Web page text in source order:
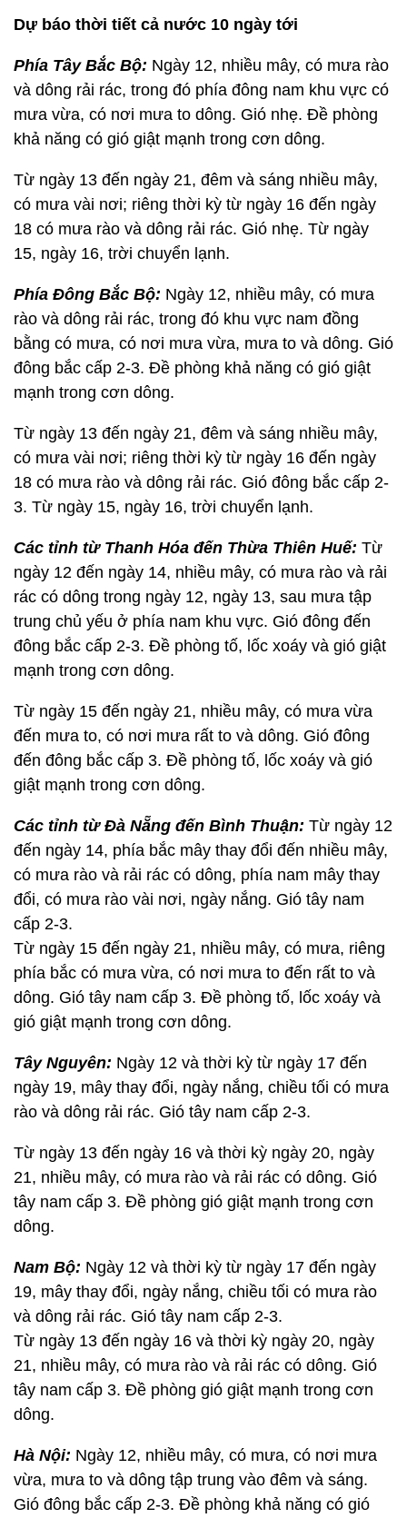
Dự báo thời tiết cả nước 10 ngày tới
Phía Tây Bắc Bộ: Ngày 12, nhiều mây, có mưa rào
và dông rải rác, trong đó phía đông nam khu vực có
mưa vừa, có nơi mưa to dông. Gió nhẹ. Đề phòng
khả năng có gió giật mạnh trong cơn dông.
Từ ngày 13 đến ngày 21, đêm và sáng nhiều mây,
có mưa vài nơi; riêng thời kỳ từ ngày 16 đến ngày
18 có mưa rào và dông rải rác. Gió nhẹ. Từ ngày
15, ngày 16, trời chuyển lạnh.
Phía Đông Bắc Bộ: Ngày 12, nhiều mây, có mưa
rào và dông rải rác, trong đó khu vực nam đồng
bằng có mưa, có nơi mưa vừa, mưa to và dông. Gió
đông bắc cấp 2-3. Đề phòng khả năng có gió giật
mạnh trong cơn dông.
Từ ngày 13 đến ngày 21, đêm và sáng nhiều mây,
có mưa vài nơi; riêng thời kỳ từ ngày 16 đến ngày
18 có mưa rào và dông rải rác. Gió đông bắc cấp 2-
3. Từ ngày 15, ngày 16, trời chuyển lạnh.
Các tỉnh từ Thanh Hóa đến Thừa Thiên Huế: Từ
ngày 12 đến ngày 14, nhiều mây, có mưa rào và rải
rác có dông trong ngày 12, ngày 13, sau mưa tập
trung chủ yếu ở phía nam khu vực. Gió đông đến
đông bắc cấp 2-3. Đề phòng tố, lốc xoáy và gió giật
mạnh trong cơn dông.
Từ ngày 15 đến ngày 21, nhiều mây, có mưa vừa
đến mưa to, có nơi mưa rất to và dông. Gió đông
đến đông bắc cấp 3. Đề phòng tố, lốc xoáy và gió
giật mạnh trong cơn dông.
Các tỉnh từ Đà Nẵng đến Bình Thuận: Từ ngày 12
đến ngày 14, phía bắc mây thay đổi đến nhiều mây,
có mưa rào và rải rác có dông, phía nam mây thay
đổi, có mưa rào vài nơi, ngày nắng. Gió tây nam
cấp 2-3.
Từ ngày 15 đến ngày 21, nhiều mây, có mưa, riêng
phía bắc có mưa vừa, có nơi mưa to đến rất to và
dông. Gió tây nam cấp 3. Đề phòng tố, lốc xoáy và
gió giật mạnh trong cơn dông.
Tây Nguyên: Ngày 12 và thời kỳ từ ngày 17 đến
ngày 19, mây thay đổi, ngày nắng, chiều tối có mưa
rào và dông rải rác. Gió tây nam cấp 2-3.
Từ ngày 13 đến ngày 16 và thời kỳ ngày 20, ngày
21, nhiều mây, có mưa rào và rải rác có dông. Gió
tây nam cấp 3. Đề phòng gió giật mạnh trong cơn
dông.
Nam Bộ: Ngày 12 và thời kỳ từ ngày 17 đến ngày
19, mây thay đổi, ngày nắng, chiều tối có mưa rào
và dông rải rác. Gió tây nam cấp 2-3.
Từ ngày 13 đến ngày 16 và thời kỳ ngày 20, ngày
21, nhiều mây, có mưa rào và rải rác có dông. Gió
tây nam cấp 3. Đề phòng gió giật mạnh trong cơn
dông.
Hà Nội: Ngày 12, nhiều mây, có mưa, có nơi mưa
vừa, mưa to và dông tập trung vào đêm và sáng.
Gió đông bắc cấp 2-3. Đề phòng khả năng có gió